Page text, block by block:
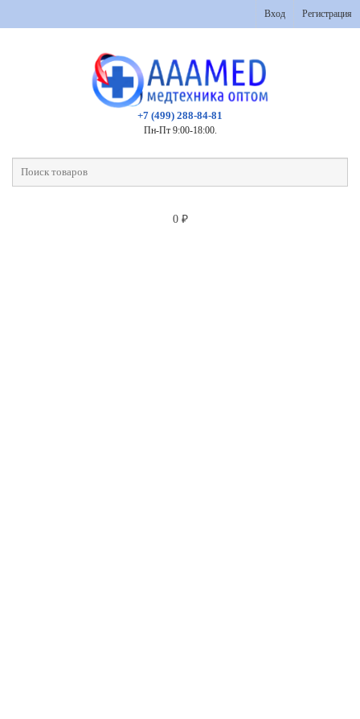
Вход Регистрация
+7 (499) 288-84-81
Пн-Пт 9:00-18:00.
0 ₽